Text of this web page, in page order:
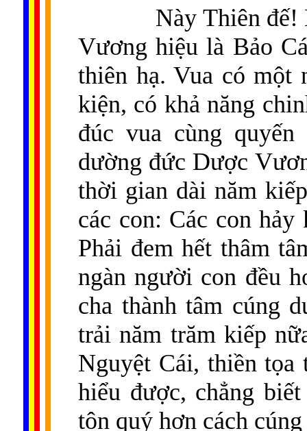
Này Thiên đế!
Vương hiệu là Bảo
thiên hạ. Vua có một
kiện, có khả năng
đúc vua cùng
dường đức Dược
thời gian dài năm
các con: Các con hảy
Phải đem hết thâm
ngàn người con đều
cha thành tâm cúng
trải năm trăm kiếp
Nguyệt Cái, thiền
hiểu được, chẳng
tôn quý hơn cách